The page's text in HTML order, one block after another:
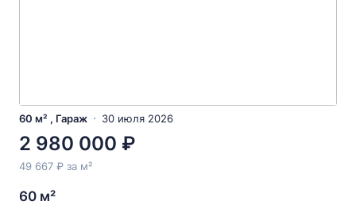
60 м² , Гараж 30 июля 2026
2 980 000 ₽
49 667 ₽ за м²
60 м²